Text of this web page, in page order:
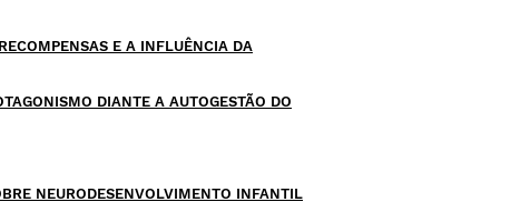
E A INFLUÊNCIA DA
DIANTE A AUTOGESTÃO DO
NEURODESENVOLVIMENTO INFANTIL